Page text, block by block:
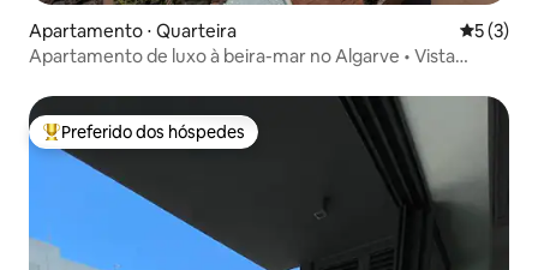
Apartamento ⋅ Quarteira 5 de
5 (3)
Apartamento de luxo à beira-mar no Algarve • Vista
Entre os melhores preferidos dos hóspedes
Preferido dos hóspedes